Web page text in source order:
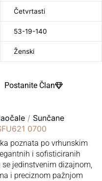
Četvrtasti
53-19-140
Ženski
Postanite Član
/ Sunčane
0700
poznata po vrhunskim
i sofisticiranih
jedinstvenim dizajnom,
i preciznom pažnjom